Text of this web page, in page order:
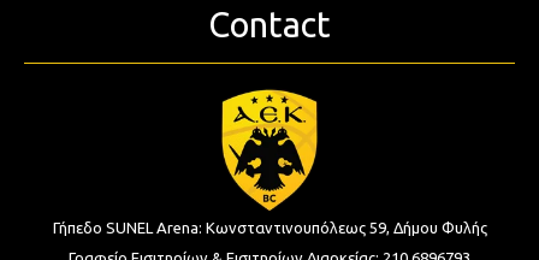
Contact
Γήπεδο SUNEL Arena: Κωνσταντινουπόλεως 59, Δήμου Φυλής